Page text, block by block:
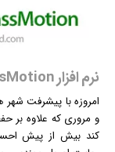
نرم افزار Oasys MassMotion
امروزه با پیشرفت شهر
و مروری که علاوه بر
کند بیش از پیش